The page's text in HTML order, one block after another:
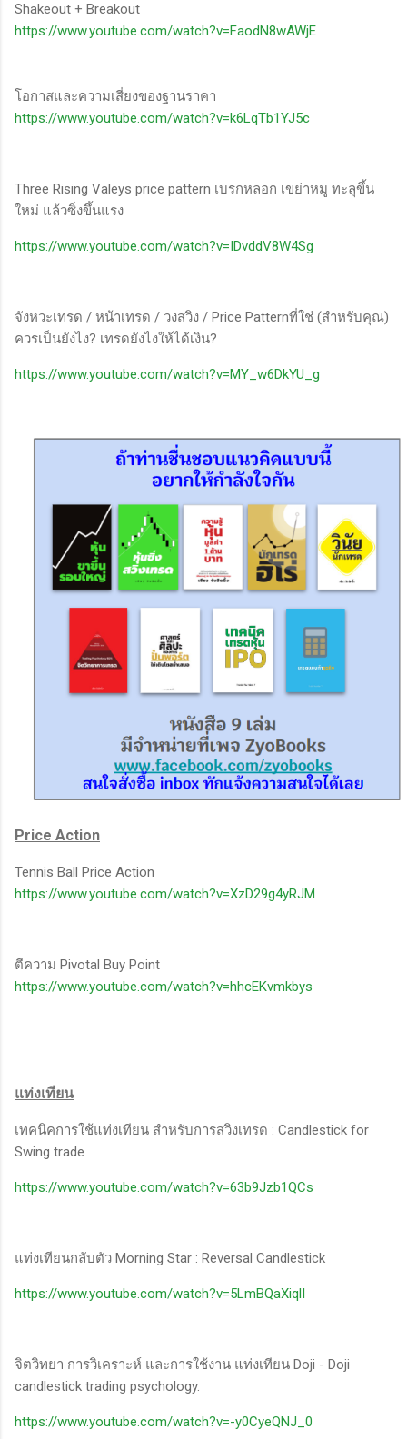
Shakeout + Breakout
https://www.youtube.com/watch?v=FaodN8wAWjE
โอกาสและความเสี่ยงของฐานราคา
https://www.youtube.com/watch?v=k6LqTb1YJ5c
Three Rising Valeys price pattern เบรกหลอก เขย่าหมู ทะลุขึ้น
ใหม่ แล้วซิ่งขึ้นแรง
https://www.youtube.com/watch?v=IDvddV8W4Sg
จังหวะเทรด / หน้าเทรด / วงสวิง / Price Patternที่ใช่ (สำหรับคุณ)
ควรเป็นยังไง? เทรดยังไงให้ได้เงิน?
https://www.youtube.com/watch?v=MY_w6DkYU_g
Price Action
Tennis Ball Price Action
https://www.youtube.com/watch?v=XzD29g4yRJM
ตีความ Pivotal Buy Point
https://www.youtube.com/watch?v=hhcEKvmkbys
แท่งเทียน
เทคนิคการใช้แท่งเทียน สำหรับการสวิงเทรด : Candlestick for
Swing trade
https://www.youtube.com/watch?v=63b9Jzb1QCs
แท่งเทียนกลับตัว Morning Star : Reversal Candlestick
https://www.youtube.com/watch?v=5LmBQaXiqlI
จิตวิทยา การวิเคราะห์ และการใช้งาน แท่งเทียน Doji - Doji
candlestick trading psychology.
https://www.youtube.com/watch?v=-y0CyeQNJ_0